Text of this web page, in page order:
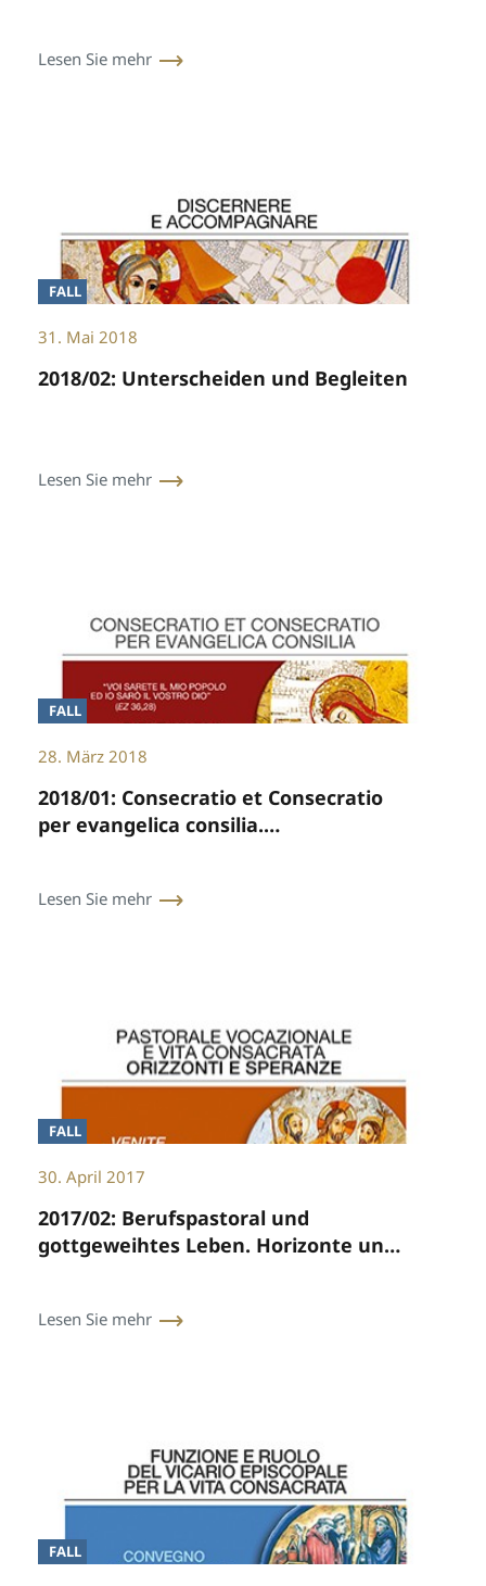
Lesen Sie mehr
FALL
31. Mai 2018
2018/02: Unterscheiden und Begleiten
Lesen Sie mehr
FALL
28. März 2018
2018/01: Consecratio et Consecratio
per evangelica consilia.
Lesen Sie mehr
FALL
30. April 2017
2017/02: Berufspastoral und
gottgeweihtes Leben. Horizonte und
Lesen Sie mehr
FALL